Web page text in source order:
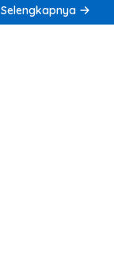
Selengkapnya